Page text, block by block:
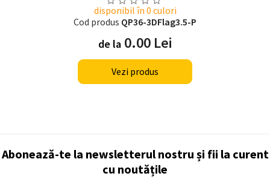
disponibil în 0 culori
Cod produs QP36-3DFlag3.5-P
de la 0.00 Lei
Vezi produs
Abonează-te la newsletterul nostru și fii la curent
cu noutățile